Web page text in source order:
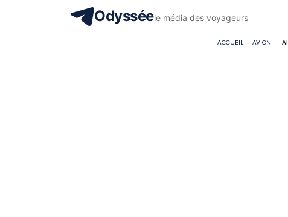
Odysséele média des voyageurs
ACCUEIL —AVION —